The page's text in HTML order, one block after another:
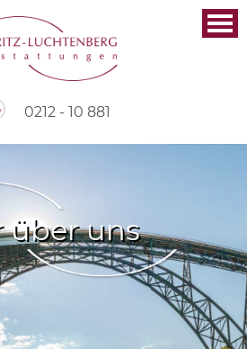
0212 - 10 881
über uns